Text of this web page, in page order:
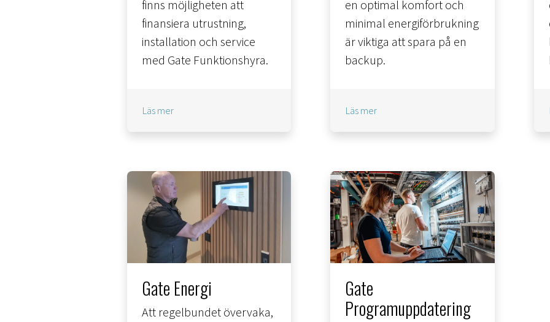
finns möjligheten att
finansiera utrustning,
installation och service
med Gate Funktionshyra.
Läs mer
en optimal komfort och
minimal energiförbrukning
är viktiga att spara på en
backup.
Läs mer
Gate Energi
Att regelbundet övervaka,
Gate
Programuppdatering